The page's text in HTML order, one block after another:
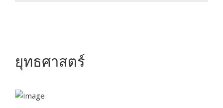
ยุทธศาสตร์